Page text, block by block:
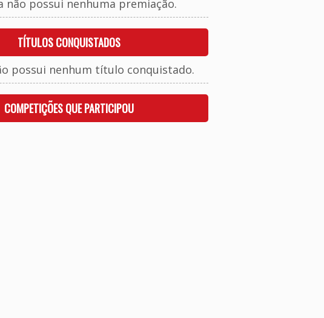
não possui nenhuma premiação.
TÍTULOS CONQUISTADOS
possui nenhum título conquistado.
COMPETIÇÕES QUE PARTICIPOU